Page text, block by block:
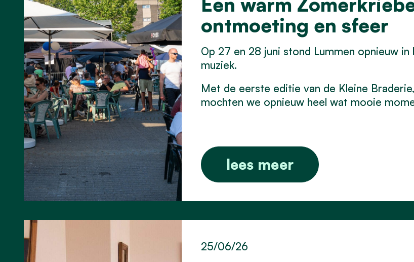
ontmoeting en sfeer
Op 27 en 28 juni stond Lummen opnieuw
muziek.
Met de eerste editie van de Kleine
mochten we opnieuw heel wat mooie
lees meer
25/06/26